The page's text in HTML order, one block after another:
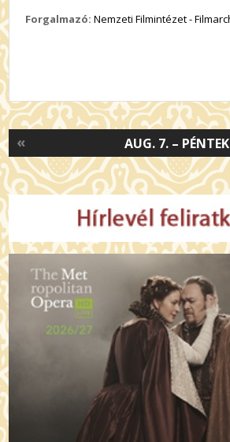
Forgalmazó: Nemzeti Filmintézet -
AUG. 7. – PÉNTEK
«